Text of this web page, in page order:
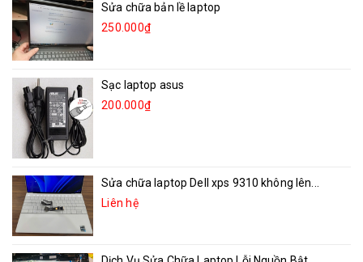
Sửa chữa bản lề laptop
250.000₫
Sạc laptop asus
200.000₫
Sửa chữa laptop Dell xps 9310 không lên...
Liên hệ